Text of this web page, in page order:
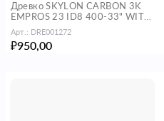
Древко SKYLON CARBON 3K
EMPROS 23 ID8 400-33" WITH
UNI BUSHING S-SIZE
Арт.: DRE001272
₽950,00